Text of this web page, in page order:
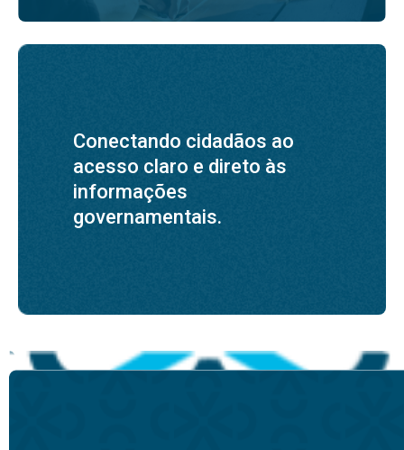
Conectando cidadãos ao
acesso claro e direto às
informações
governamentais.